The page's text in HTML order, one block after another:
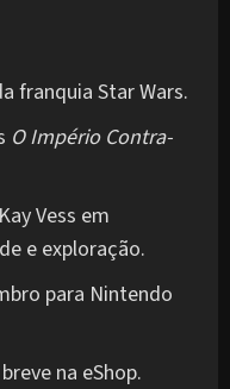
franquia Star Wars.
O Império Contra-
Vess em
e exploração.
para Nintendo
na eShop.